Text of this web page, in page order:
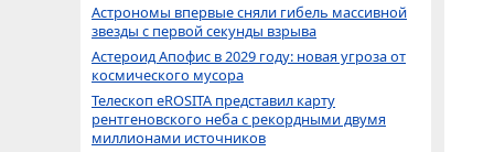
Астрономы впервые сняли гибель массивной
звезды с первой секунды взрыва
Астероид Апофис в 2029 году: новая угроза от
космического мусора
Телескоп eROSITA представил карту
рентгеновского неба с рекордными двумя
миллионами источников